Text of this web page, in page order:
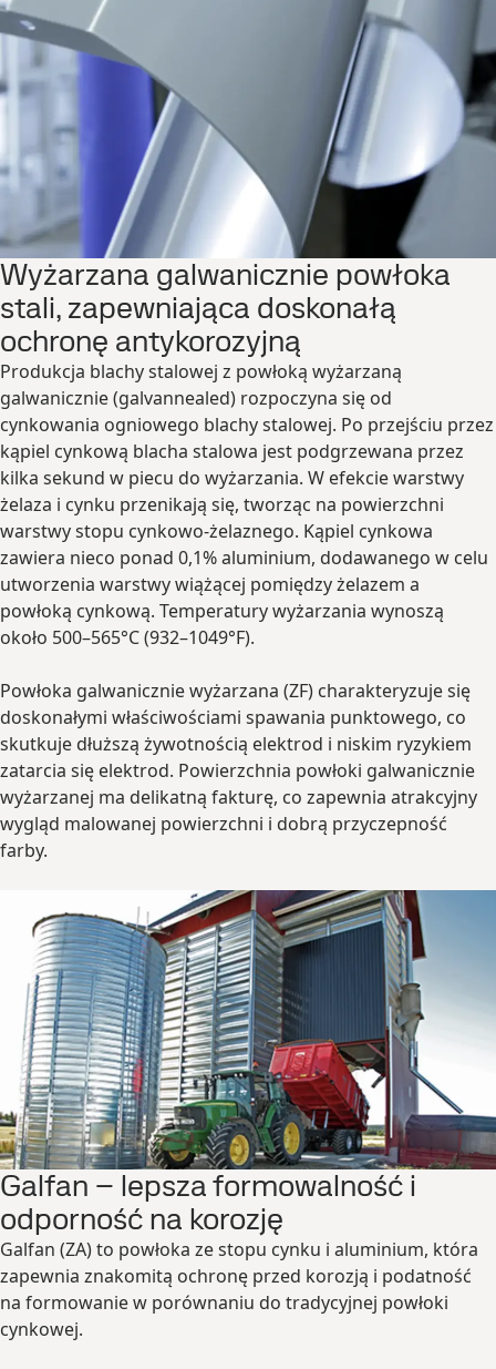
Wyżarzana galwanicznie powłoka
stali, zapewniająca doskonałą
ochronę antykorozyjną
Produkcja blachy stalowej z powłoką wyżarzaną
galwanicznie (galvannealed) rozpoczyna się od
cynkowania ogniowego blachy stalowej. Po przejściu przez
kąpiel cynkową blacha stalowa jest podgrzewana przez
kilka sekund w piecu do wyżarzania. W efekcie warstwy
żelaza i cynku przenikają się, tworząc na powierzchni
warstwy stopu cynkowo-żelaznego. Kąpiel cynkowa
zawiera nieco ponad 0,1% aluminium, dodawanego w celu
utworzenia warstwy wiążącej pomiędzy żelazem a
powłoką cynkową. Temperatury wyżarzania wynoszą
około 500–565°C (932–1049°F).
Powłoka galwanicznie wyżarzana (ZF) charakteryzuje się
doskonałymi właściwościami spawania punktowego, co
skutkuje dłuższą żywotnością elektrod i niskim ryzykiem
zatarcia się elektrod. Powierzchnia powłoki galwanicznie
wyżarzanej ma delikatną fakturę, co zapewnia atrakcyjny
wygląd malowanej powierzchni i dobrą przyczepność
farby.
Galfan – lepsza formowalność i
odporność na korozję
Galfan (ZA) to powłoka ze stopu cynku i aluminium, która
zapewnia znakomitą ochronę przed korozją i podatność
na formowanie w porównaniu do tradycyjnej powłoki
cynkowej.